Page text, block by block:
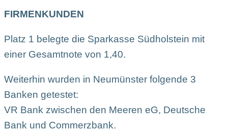
FIRMENKUNDEN
Platz 1 belegte die Sparkasse Südholstein mit
einer Gesamtnote von 1,40.
Weiterhin wurden in Neumünster folgende 3
Banken getestet:
VR Bank zwischen den Meeren eG, Deutsche
Bank und Commerzbank.